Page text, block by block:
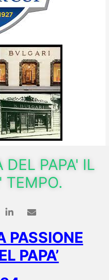
DEL PAPA' IL
TEMPO.
PASSIONE
PAPA’